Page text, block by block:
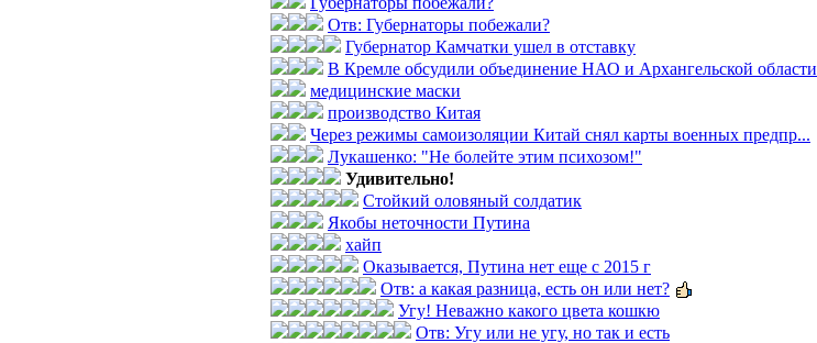
Отв: Губернаторы побежали?
Губернатор Камчатки ушел в отставку
В Кремле обсудили объединение НАО и Архангельской области
медицинские маски
производство Китая
Через режимы самоизоляции Китай снял карты военных предпр...
Лукашенко: "Не болейте этим психозом!"
Удивительно!
Стойкий оловяный солдатик
Якобы неточности Путина
хайп
Оказывается, Путина нет еще с 2015 г
Отв: а какая разница, есть он или нет?
Угу! Неважно какого цвета кошкю
Отв: Угу или не угу, но так и есть